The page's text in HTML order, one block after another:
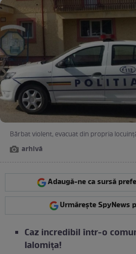
Bărbat violent, evacuat din propria
arhivă
Adaugă-ne ca sursă
Urmărește SpyNews
Caz incredibil într-o
Ialomița!